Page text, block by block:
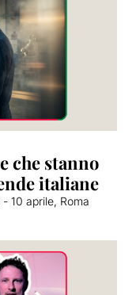
che stanno
italiane
10 aprile, Roma